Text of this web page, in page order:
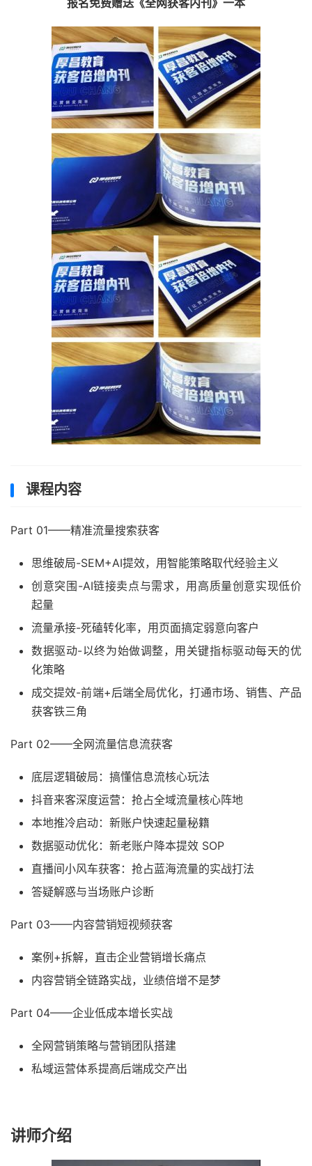
报名免费赠送《全网获客内刊》一本
课程内容
Part 01——精准流量搜索获客
思维破局-SEM+AI提效，用智能策略取代经验主义
创意突围-AI链接卖点与需求，用高质量创意实现低价
起量
流量承接-死磕转化率，用页面搞定弱意向客户
数据驱动-以终为始做调整，用关键指标驱动每天的优
化策略
成交提效-前端+后端全局优化，打通市场、销售、产品
获客铁三角
Part 02——全网流量信息流获客
底层逻辑破局：搞懂信息流核心玩法
抖音来客深度运营：抢占全域流量核心阵地
本地推冷启动：新账户快速起量秘籍
数据驱动优化：新老账户降本提效 SOP
直播间小风车获客：抢占蓝海流量的实战打法
答疑解惑与当场账户诊断
Part 03——内容营销短视频获客
案例+拆解，直击企业营销增长痛点
内容营销全链路实战，业绩倍增不是梦
Part 04——企业低成本增长实战
全网营销策略与营销团队搭建
私域运营体系提高后端成交产出
讲师介绍